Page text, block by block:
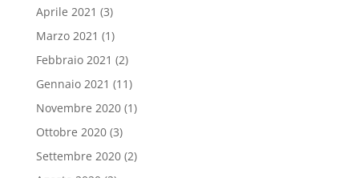
Aprile 2021 (3)
Marzo 2021 (1)
Febbraio 2021 (2)
Gennaio 2021 (11)
Novembre 2020(1)
Ottobre 2020(3)
Settembre 2020(2)